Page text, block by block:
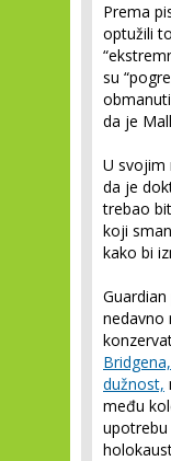
Prema
optužili
su
da je
U svojim
da je
trebao
koji
kako bi
nedavno
dužnost,
među
upotrebu